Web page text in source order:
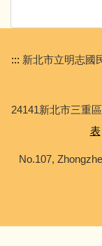
::: 新北市立明志
24141新北市三重
表
No.107,